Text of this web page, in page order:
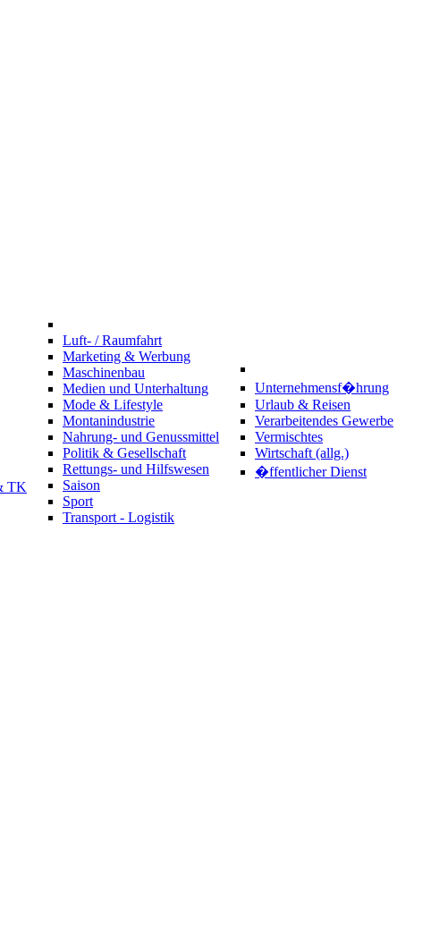
TK
Luft- / Raumfahrt
Marketing & Werbung
Maschinenbau
Medien und Unterhaltung
Mode & Lifestyle
Montanindustrie
Nahrung- und Genussmittel
Politik & Gesellschaft
Rettungs- und Hilfswesen
Saison
Sport
Transport - Logistik
Unternehmensf�hrung
Urlaub & Reisen
Verarbeitendes Gewerbe
Vermischtes
Wirtschaft (allg.)
�ffentlicher Dienst